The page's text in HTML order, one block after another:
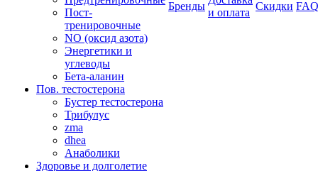
Пост-
тренировочные
NO (оксид азота)
Энергетики и
углеводы
Бета-аланин
Пов. тестостерона
Бустер тестостерона
Трибулус
zma
dhea
Анаболики
Здоровье и долголетие
Бренды
и оплата
Скидки FAQ